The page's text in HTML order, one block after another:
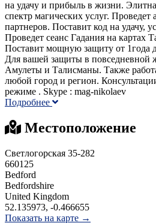
на удачу и прибыль в жизни.
спектр магических услуг. Проведет
партнеров. Поставит код на удачу,
Проведет сеанс Гадания на картах
Поставит мощную защиту от 1года
Для вашей защиты в повседневной
Амулеты и Талисманы. Также
любой город и регион.
режиме . Skype : mag-nikolaev
Подробнее
Местоположение
Светлогорская 35-282
660125
Bedford
Bedfordshire
United Kingdom
52.135973, -0.466655
Показать на карте →